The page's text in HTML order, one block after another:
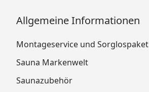
Allgemeine Informationen
Montageservice und Sorglospaket
Sauna Markenwelt
Saunazubehör